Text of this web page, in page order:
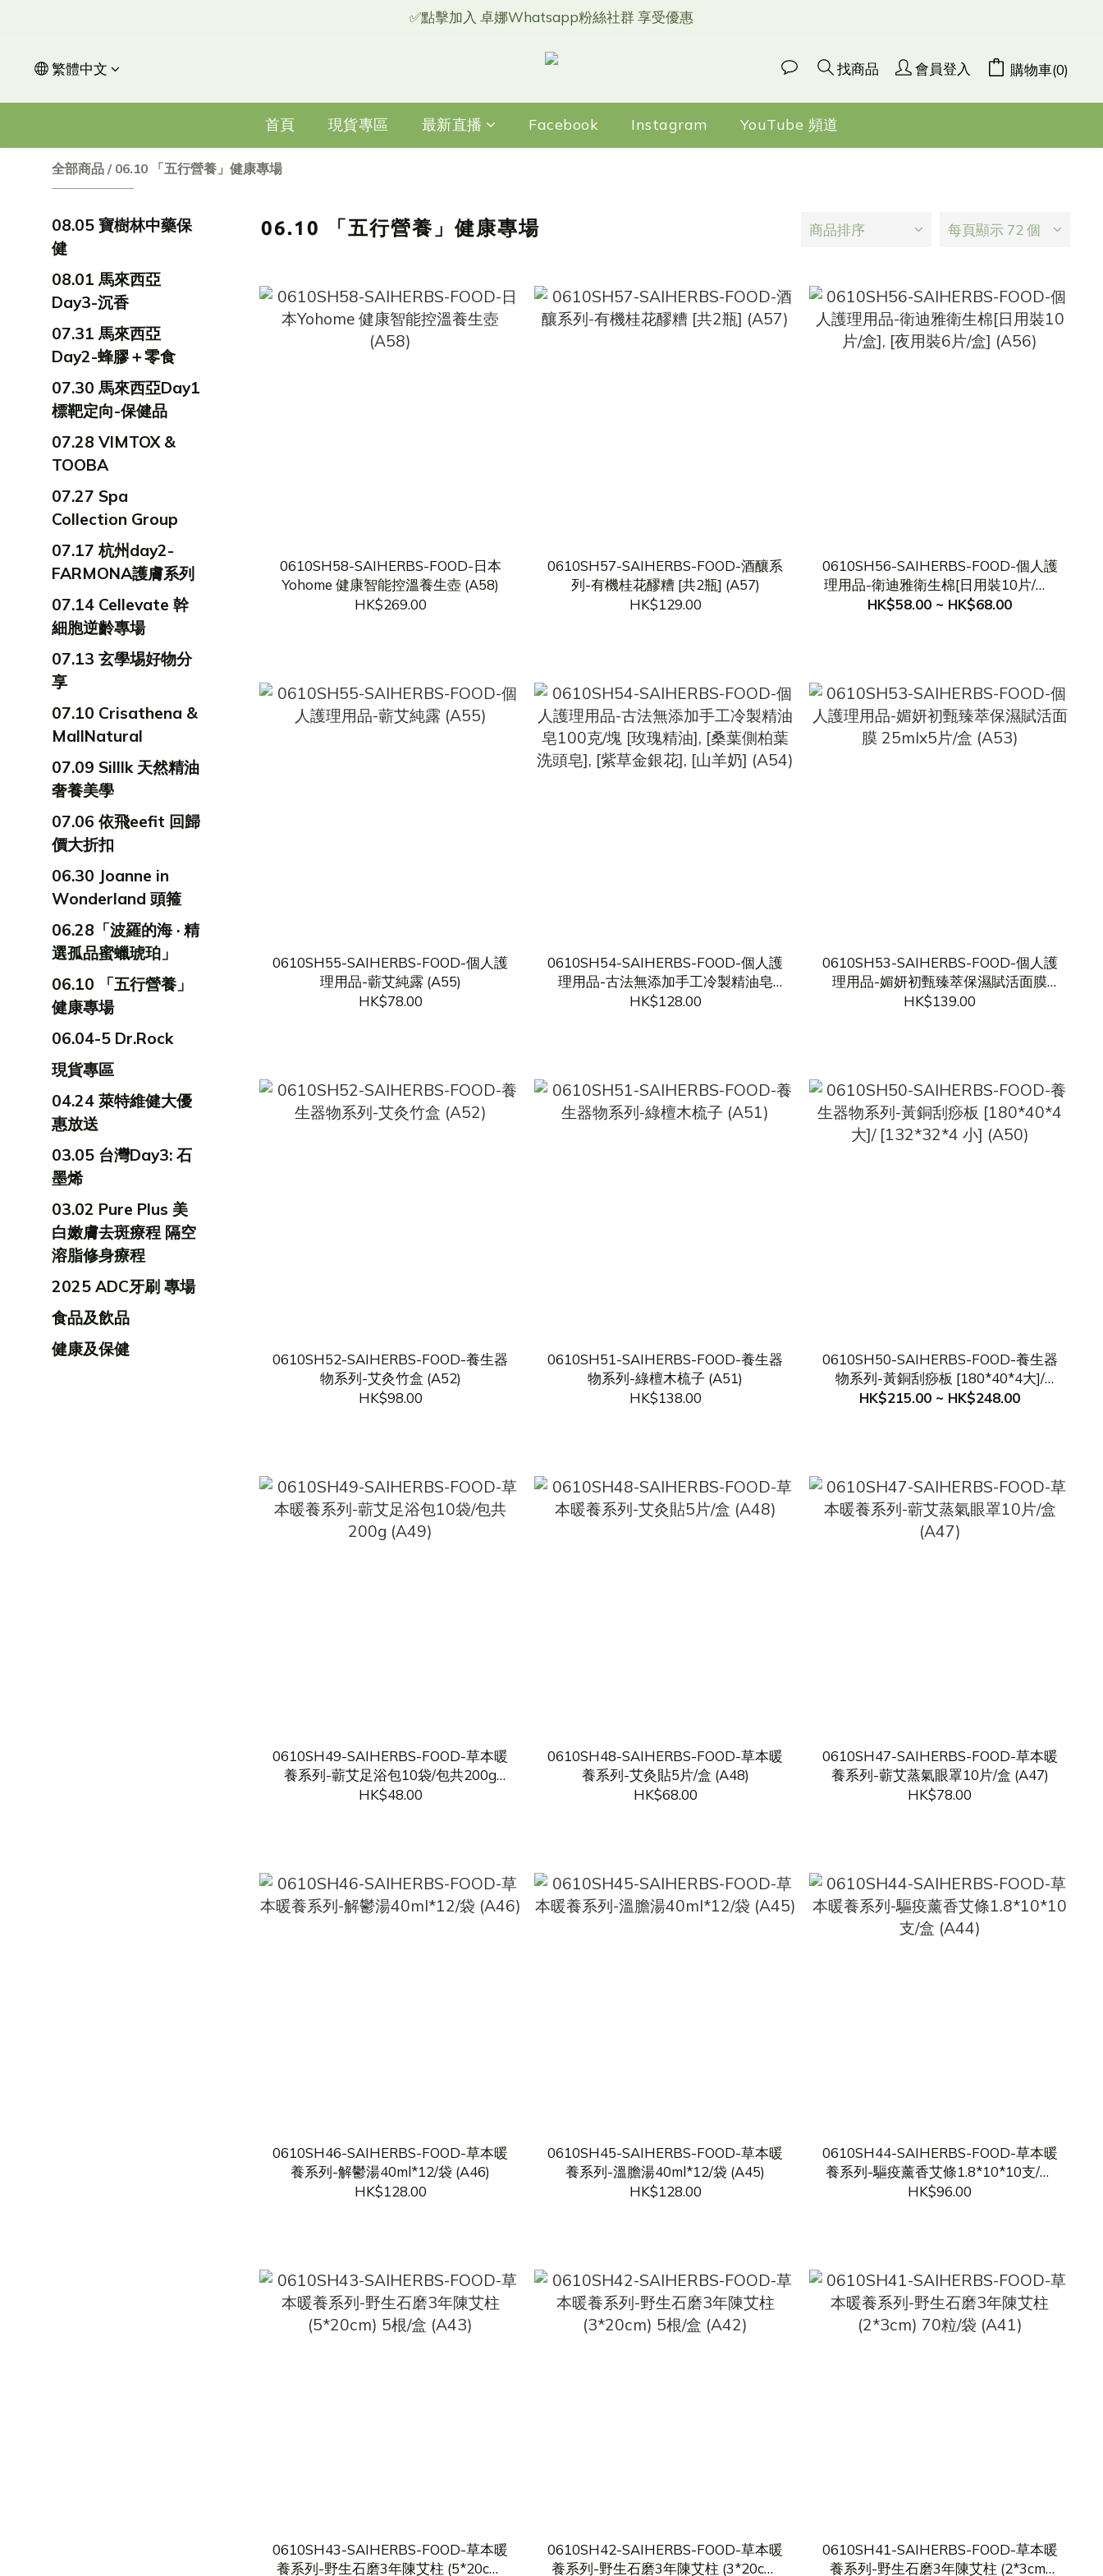
✅點擊加入 卓娜Whatsapp粉絲社群 享受優惠
繁體中文 找商品 會員登入 購物車(0)
首頁 現貨專區 最新直播 Facebook Instagram YouTube 頻道
全部商品 / 06.10 「五行營養」健康專場
08.05 寶樹林中藥保
健
08.01 馬來西亞
Day3-沉香
07.31 馬來西亞
Day2-蜂膠＋零食
07.30 馬來西亞Day1
標靶定向-保健品
07.28 VIMTOX &
TOOBA
07.27 Spa
Collection Group
07.17 杭州day2-
FARMONA護膚系列
07.14 Cellevate 幹
細胞逆齡專場
07.13 玄學埸好物分
享
07.10 Crisathena &
MallNatural
07.09 Silllk 天然精油
奢養美學
07.06 依飛eefit 回歸
價大折扣
06.30 Joanne in
Wonderland 頭箍
06.28「波羅的海 · 精
選孤品蜜蠟琥珀」
06.10 「五行營養」
健康專場
06.04-5 Dr.Rock
現貨專區
04.24 萊特維健大優
惠放送
03.05 台灣Day3: 石
墨烯
03.02 Pure Plus 美
白嫩膚去斑療程 隔空
溶脂修身療程
2025 ADC牙刷 專場
食品及飲品
健康及保健
06.10 「五行營養」健康專場 商品排序 每頁顯示 72 個
0610SH58-SAIHERBS-FOOD-日本
Yohome 健康智能控溫養生壺 (A58)
HK$269.00
0610SH57-SAIHERBS-FOOD-酒釀系
列-有機桂花醪糟 [共2瓶] (A57)
HK$129.00
0610SH56-SAIHERBS-FOOD-個人護
理用品-衛迪雅衛生棉[日用裝10片/盒],
[夜用裝6片/盒] (A56)
HK$58.00 ~ HK$68.00
0610SH55-SAIHERBS-FOOD-個人護
理用品-蘄艾純露 (A55)
HK$78.00
0610SH54-SAIHERBS-FOOD-個人護
理用品-古法無添加手工冷製精油皂
100克/塊 [玫瑰精油], [桑葉側柏葉洗頭
HK$128.00
0610SH53-SAIHERBS-FOOD-個人護
理用品-媚妍初甄臻萃保濕賦活面膜
25mlx5片/盒 (A53)
HK$139.00
0610SH52-SAIHERBS-FOOD-養生器
物系列-艾灸竹盒 (A52)
HK$98.00
0610SH51-SAIHERBS-FOOD-養生器
物系列-綠檀木梳子 (A51)
HK$138.00
0610SH50-SAIHERBS-FOOD-養生器
物系列-黃銅刮痧板 [180*40*4大]/
[132*32*4 小] (A50)
HK$215.00 ~ HK$248.00
0610SH49-SAIHERBS-FOOD-草本暖
養系列-蘄艾足浴包10袋/包共200g
(A49)
HK$48.00
0610SH48-SAIHERBS-FOOD-草本暖
養系列-艾灸貼5片/盒 (A48)
HK$68.00
0610SH47-SAIHERBS-FOOD-草本暖
養系列-蘄艾蒸氣眼罩10片/盒 (A47)
HK$78.00
0610SH46-SAIHERBS-FOOD-草本暖
養系列-解鬱湯40ml*12/袋 (A46)
HK$128.00
0610SH45-SAIHERBS-FOOD-草本暖
養系列-溫膽湯40ml*12/袋 (A45)
HK$128.00
0610SH44-SAIHERBS-FOOD-草本暖
養系列-驅疫薰香艾條1.8*10*10支/盒
(A44)
HK$96.00
0610SH43-SAIHERBS-FOOD-草本暖
養系列-野生石磨3年陳艾柱 (5*20cm)
0610SH42-SAIHERBS-FOOD-草本暖
養系列-野生石磨3年陳艾柱 (3*20cm)
0610SH41-SAIHERBS-FOOD-草本暖
養系列-野生石磨3年陳艾柱 (2*3cm)